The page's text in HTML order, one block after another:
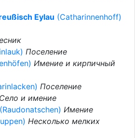
Eylau (Catharinnenhoff)
Поселение
Имение и кирпичный
Поселение
Село и имение
(Raudonatschen) Имение
Несколько мелких